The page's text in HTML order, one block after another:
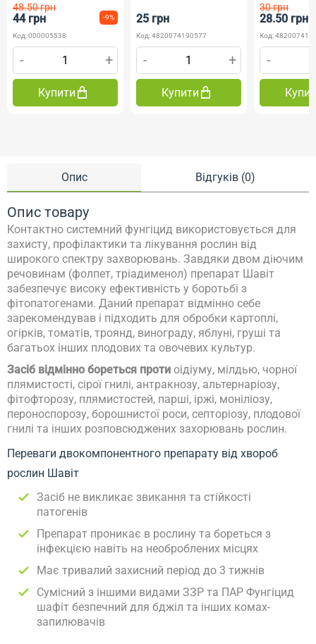
Опис Відгуків (0)
Опис товару
Контактно системний фунгіцид використовується для
захисту, профілактики та лікування рослин від
широкого спектру захворювань. Завдяки двом діючим
речовинам (фолпет, тріадименол) препарат Шавіт
забезпечує високу ефективність у боротьбі з
фітопатогенами. Даний препарат відмінно себе
зарекомендував і підходить для обробки картоплі,
огірків, томатів, троянд, винограду, яблуні, груші та
багатьох інших плодових та овочевих культур.
Засіб відмінно бореться проти оідіуму, мілдью, чорної
плямистості, сірої гнилі, антракнозу, альтернаріозу,
фітофторозу, плямистостей, парші, іржі, моніліозу,
пероноспорозу, борошнистої роси, септоріозу, плодової
гнилі та інших розповсюджених захорювань рослин.
Переваги двокомпонентного препарату від хвороб
рослин Шавіт
Засіб не викликає звикання та стійкості
патогенів
Препарат проникає в рослину та бореться з
інфекцією навіть на необроблених місцях
Має тривалий захисний період до 3 тижнів
Сумісний з іншими видами ЗЗР та ПАР Фунгіцид
шафіт безпечний для бджіл та інших комах-
запилювачів
48.50 грн
44 грн -9%
Код: 000005538
- +
Купити
25 грн
Код: 4820074190577
- +
Купити
30 грн
28.50 грн
Код:
-